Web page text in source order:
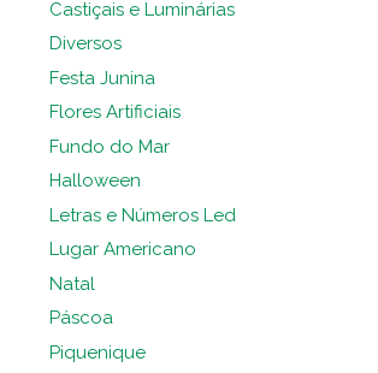
Castiçais e Luminárias
Diversos
Festa Junina
Flores Artificiais
Fundo do Mar
Halloween
Letras e Números Led
Lugar Americano
Natal
Páscoa
Piquenique